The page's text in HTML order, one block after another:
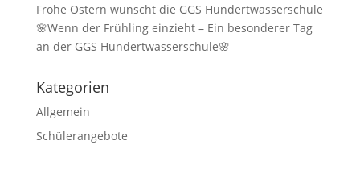
Frohe Ostern wünscht die GGS Hundertwasserschule
🌸Wenn der Frühling einzieht – Ein besonderer Tag
an der GGS Hundertwasserschule🌸
Kategorien
Allgemein
Schülerangebote